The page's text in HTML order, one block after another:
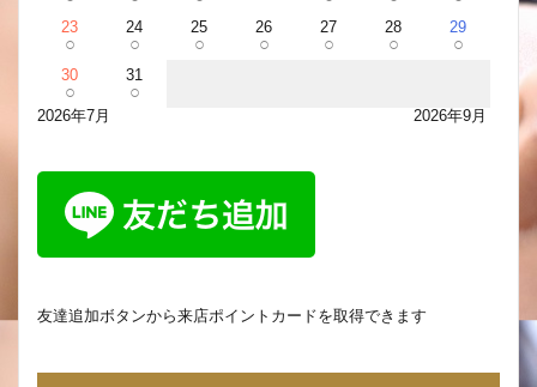
23
○
24
○
25
○
26
○
27
○
28
○
29
○
30
○
31
○
2026年7月 2026年9月
友達追加ボタンから来店ポイントカードを取得できます